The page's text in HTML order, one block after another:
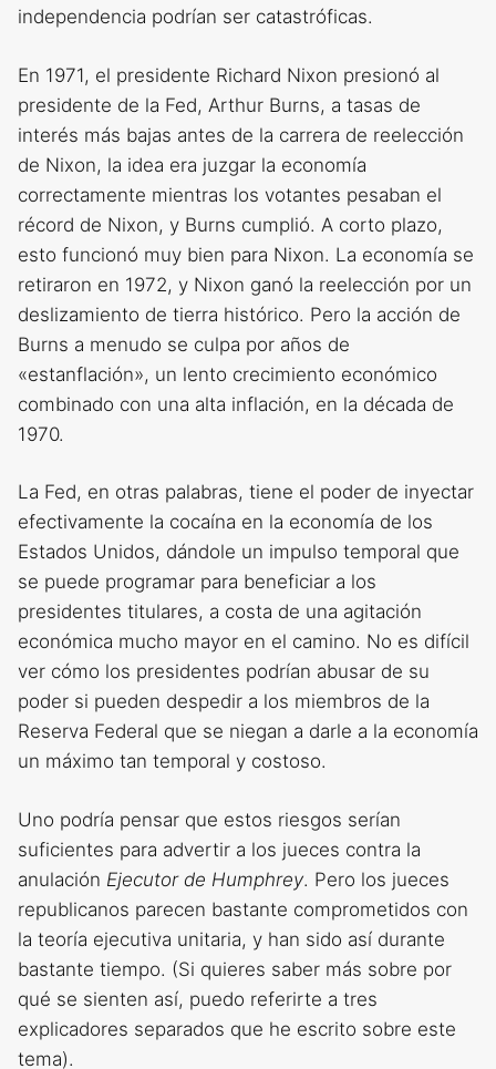
independencia podrían ser catastróficas.
En 1971, el presidente Richard Nixon presionó al
presidente de la Fed, Arthur Burns, a tasas de
interés más bajas antes de la carrera de reelección
de Nixon, la idea era juzgar la economía
correctamente mientras los votantes pesaban el
récord de Nixon, y Burns cumplió. A corto plazo,
esto funcionó muy bien para Nixon. La economía se
retiraron en 1972, y Nixon ganó la reelección por un
deslizamiento de tierra histórico. Pero la acción de
Burns a menudo se culpa por años de
«estanflación», un lento crecimiento económico
combinado con una alta inflación, en la década de
1970.
La Fed, en otras palabras, tiene el poder de inyectar
efectivamente la cocaína en la economía de los
Estados Unidos, dándole un impulso temporal que
se puede programar para beneficiar a los
presidentes titulares, a costa de una agitación
económica mucho mayor en el camino. No es difícil
ver cómo los presidentes podrían abusar de su
poder si pueden despedir a los miembros de la
Reserva Federal que se niegan a darle a la economía
un máximo tan temporal y costoso.
Uno podría pensar que estos riesgos serían
suficientes para advertir a los jueces contra la
anulación Ejecutor de Humphrey. Pero los jueces
republicanos parecen bastante comprometidos con
la teoría ejecutiva unitaria, y han sido así durante
bastante tiempo. (Si quieres saber más sobre por
qué se sienten así, puedo referirte a tres
explicadores separados que he escrito sobre este
tema).